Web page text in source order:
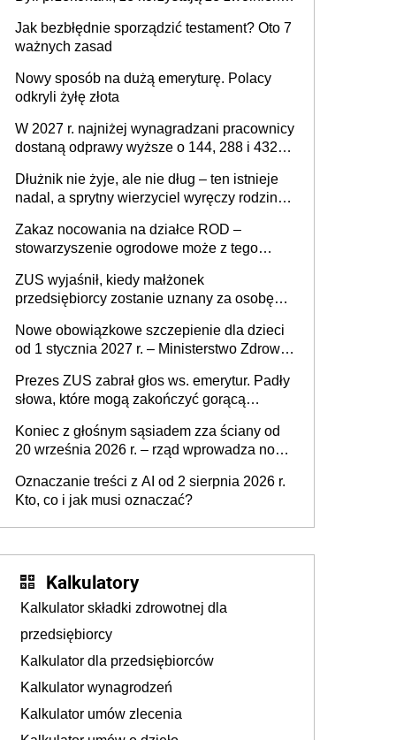
Jak bezbłędnie sporządzić testament? Oto 7
ważnych zasad
Nowy sposób na dużą emeryturę. Polacy
odkryli żyłę złota
W 2027 r. najniżej wynagradzani pracownicy
dostaną odprawy wyższe o 144, 288 i 432
Dłużnik nie żyje, ale nie dług – ten istnieje
nadal, a sprytny wierzyciel wyręczy rodzinę
Zakaz nocowania na działce ROD –
stowarzyszenie ogrodowe może z tego
działki (wypowiedzieć dzierżawę)?
ZUS wyjaśnił, kiedy małżonek
przedsiębiorcy zostanie uznany za osobę
Nowe obowiązkowe szczepienie dla dzieci
od 1 stycznia 2027 r. – Ministerstwo Zdrowia
2027 r.
Prezes ZUS zabrał głos ws. emerytur. Padły
słowa, które mogą zakończyć gorącą
Koniec z głośnym sąsiadem zza ściany od
20 września 2026 r. – rząd wprowadza nowe
mieszkańców
Oznaczanie treści z AI od 2 sierpnia 2026 r.
Kto, co i jak musi oznaczać?
Kalkulatory
Kalkulator składki zdrowotnej dla
przedsiębiorcy
Kalkulator dla przedsiębiorców
Kalkulator wynagrodzeń
Kalkulator umów zlecenia